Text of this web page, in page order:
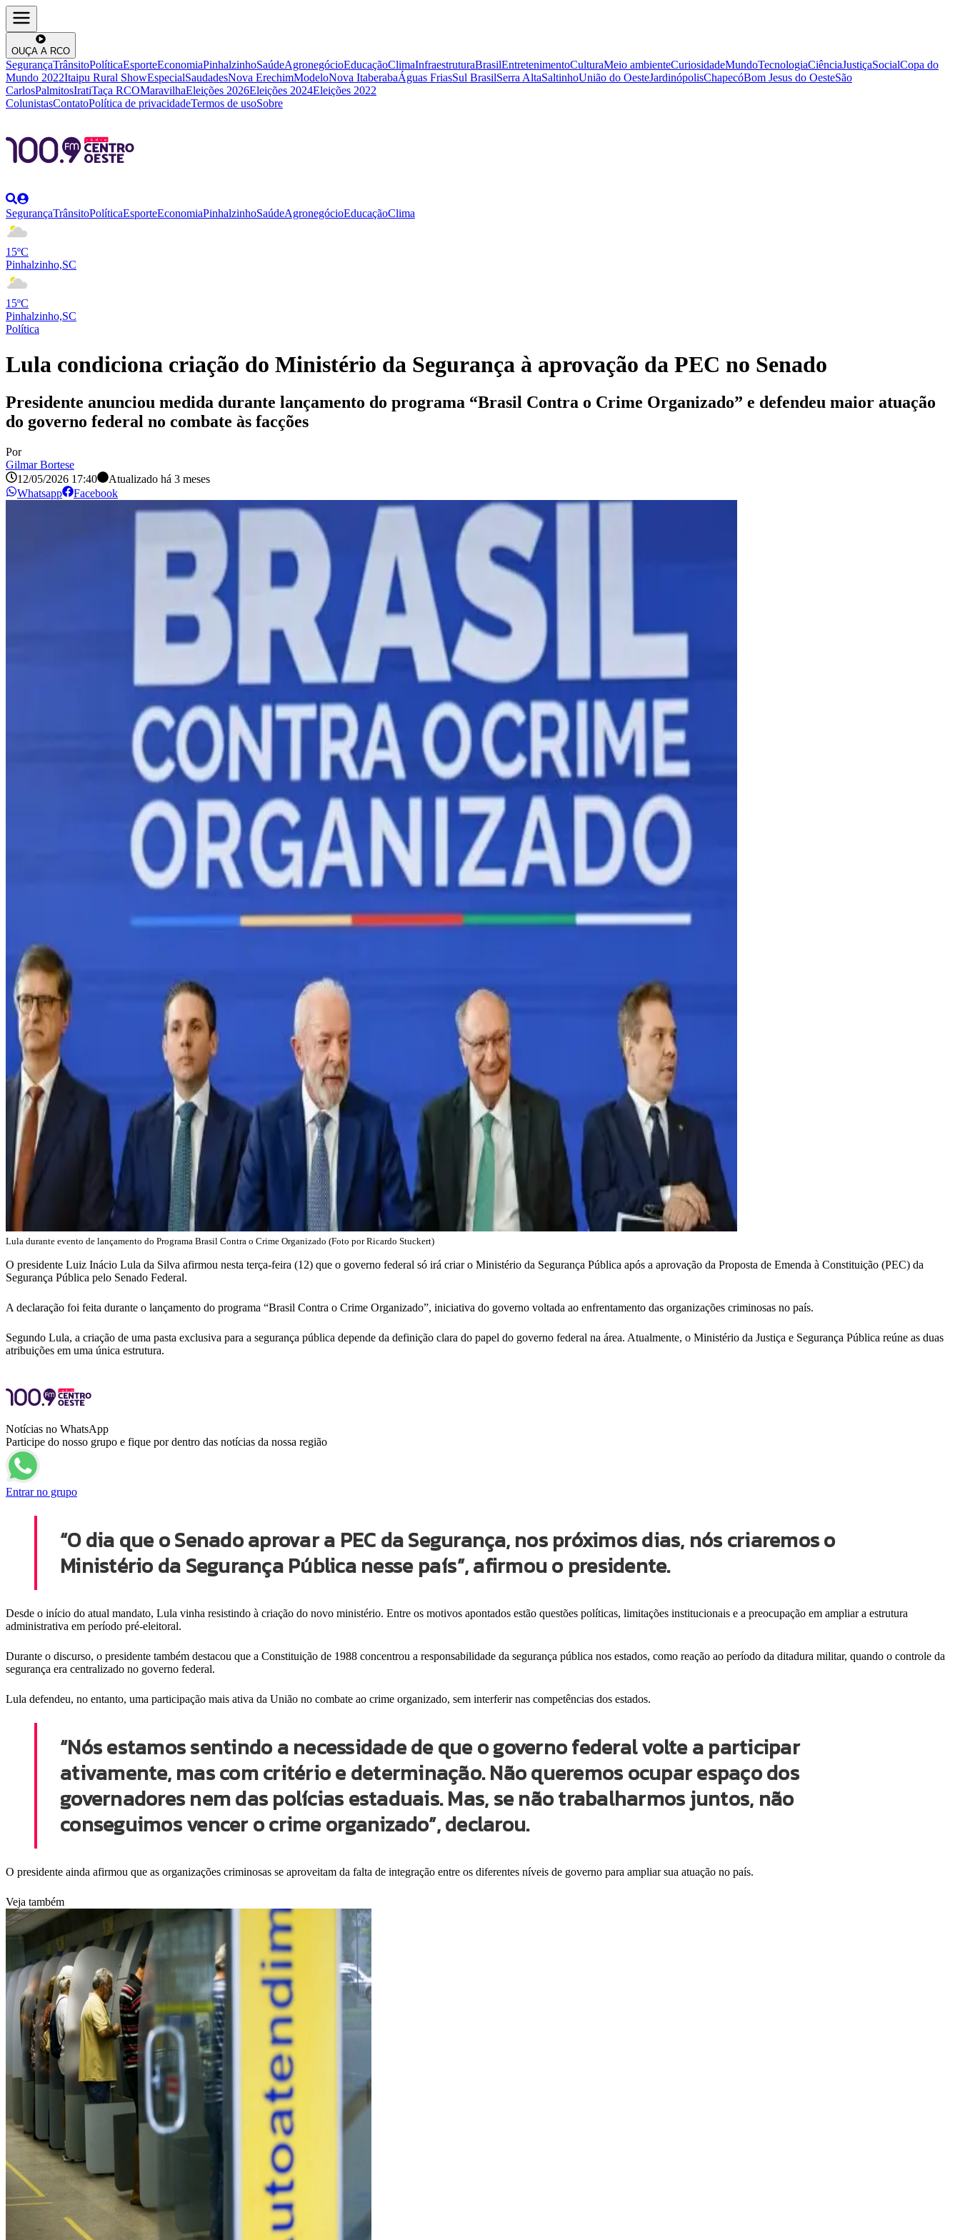
OUÇA A RCO
SegurançaTrânsitoPolíticaEsporteEconomiaPinhalzinhoSaúdeAgronegócioEducaçãoClimaInfraestruturaBrasilEntretenimentoCulturaMeio ambienteCuriosidadeMundoTecnologiaCiênciaJustiçaSocialCopa do
Mundo 2022Itaipu Rural ShowEspecialSaudadesNova ErechimModeloNova ItaberabaÁguas FriasSul BrasilSerra AltaSaltinhoUnião do OesteJardinópolisChapecóBom Jesus do OesteSão
CarlosPalmitosIratiTaça RCOMaravilhaEleições 2026Eleições 2024Eleições 2022
ColunistasContatoPolítica de privacidadeTermos de usoSobre
SegurançaTrânsitoPolíticaEsporteEconomiaPinhalzinhoSaúdeAgronegócioEducaçãoClima
15ºC
Pinhalzinho,SC
15ºC
Pinhalzinho,SC
Política
Lula condiciona criação do Ministério da Segurança à aprovação da PEC no Senado
Presidente anunciou medida durante lançamento do programa “Brasil Contra o Crime Organizado” e defendeu maior atuação
do governo federal no combate às facções
Por
Gilmar Bortese
12/05/2026 17:40
Atualizado há 3 meses
Whatsapp
Facebook
Lula durante evento de lançamento do Programa Brasil Contra o Crime Organizado (Foto por Ricardo Stuckert)
O presidente Luiz Inácio Lula da Silva afirmou nesta terça-feira (12) que o governo federal só irá criar o Ministério da Segurança Pública após a aprovação da Proposta de Emenda à Constituição (PEC) da
Segurança Pública pelo Senado Federal.
A declaração foi feita durante o lançamento do programa “Brasil Contra o Crime Organizado”, iniciativa do governo voltada ao enfrentamento das organizações criminosas no país.
Segundo Lula, a criação de uma pasta exclusiva para a segurança pública depende da definição clara do papel do governo federal na área. Atualmente, o Ministério da Justiça e Segurança Pública reúne as duas
atribuições em uma única estrutura.
Notícias no WhatsApp
Participe do nosso grupo e fique por dentro das notícias da nossa região
Entrar no grupo
“O dia que o Senado aprovar a PEC da Segurança, nos próximos dias, nós criaremos o
Ministério da Segurança Pública nesse país”, afirmou o presidente.
Desde o início do atual mandato, Lula vinha resistindo à criação do novo ministério. Entre os motivos apontados estão questões políticas, limitações institucionais e a preocupação em ampliar a estrutura
administrativa em período pré-eleitoral.
Durante o discurso, o presidente também destacou que a Constituição de 1988 concentrou a responsabilidade da segurança pública nos estados, como reação ao período da ditadura militar, quando o controle da
segurança era centralizado no governo federal.
Lula defendeu, no entanto, uma participação mais ativa da União no combate ao crime organizado, sem interferir nas competências dos estados.
“Nós estamos sentindo a necessidade de que o governo federal volte a participar
ativamente, mas com critério e determinação. Não queremos ocupar espaço dos
governadores nem das polícias estaduais. Mas, se não trabalharmos juntos, não
conseguimos vencer o crime organizado”, declarou.
O presidente ainda afirmou que as organizações criminosas se aproveitam da falta de integração entre os diferentes níveis de governo para ampliar sua atuação no país.
Veja também